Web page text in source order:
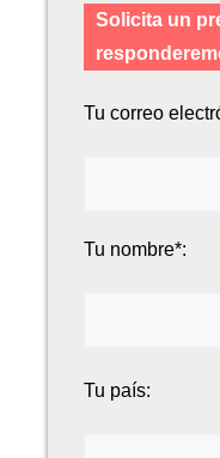
Solicita un
Tu correo
Tu nombre*:
Tu país: